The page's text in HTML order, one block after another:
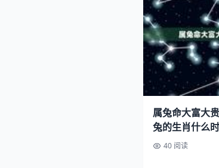
属兔命大富大
兔的生肖什么
40 阅读